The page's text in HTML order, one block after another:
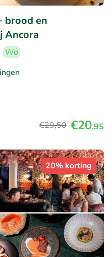
brood en
Ancora
Wo
€29,50 €20,95
20% korting